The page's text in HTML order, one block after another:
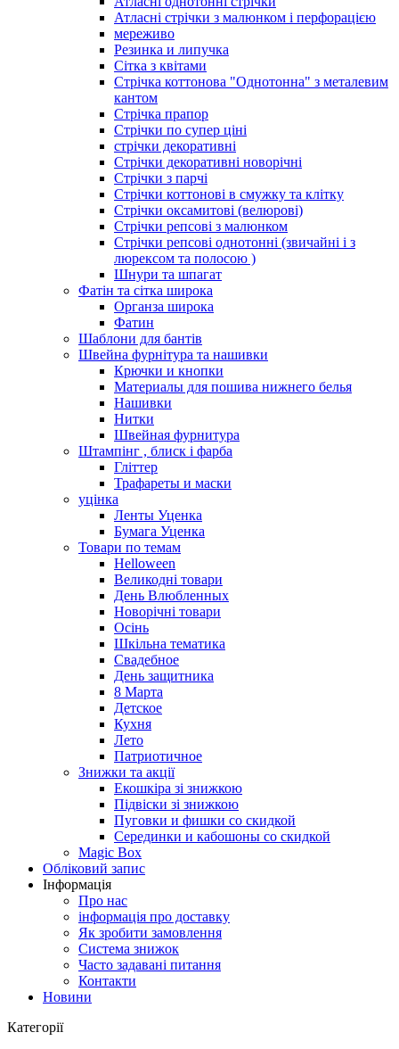
Атласні стрічки з малюнком і перфорацією
мереживо
Резинка и липучка
Сітка з квітами
Стрічка коттонова "Однотонна" з металевим
кантом
Стрічка прапор
Стрічки по супер ціні
стрічки декоративні
Стрічки декоративні новорічні
Стрічки з парчі
Стрічки коттонові в смужку та клітку
Стрічки оксамитові (велюрові)
Стрічки репсові з малюнком
Стрічки репсові однотонні (звичайні і з
люрексом та полосою )
Шнури та шпагат
Фатін та сітка широка
Органза широка
Фатин
Шаблони для бантів
Швейна фурнітура та нашивки
Крючки и кнопки
Материалы для пошива нижнего белья
Нашивки
Нитки
Швейная фурнитура
Штампінг , блиск і фарба
Гліттер
Трафареты и маски
уцінка
Ленты Уценка
Бумага Уценка
Товари по темам
Helloween
Великодні товари
День Влюбленных
Новорічні товари
Осінь
Шкільна тематика
Свадебное
День защитника
8 Марта
Детское
Кухня
Лето
Патриотичное
Знижки та акції
Екошкіра зі знижкою
Підвіски зі знижкою
Пуговки и фишки со скидкой
Серединки и кабошоны со скидкой
Magic Box
Обліковий запис
Інформація
Про нас
інформація про доставку
Як зробити замовлення
Система знижок
Часто задавані питання
Контакти
Новини
Категорії